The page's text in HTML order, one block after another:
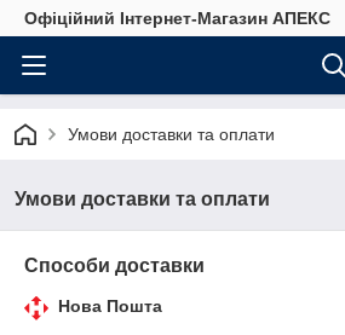
Офіційний Інтернет-Магазин АПЕКС
Умови доставки та оплати
Умови доставки та оплати
Способи доставки
Нова Пошта